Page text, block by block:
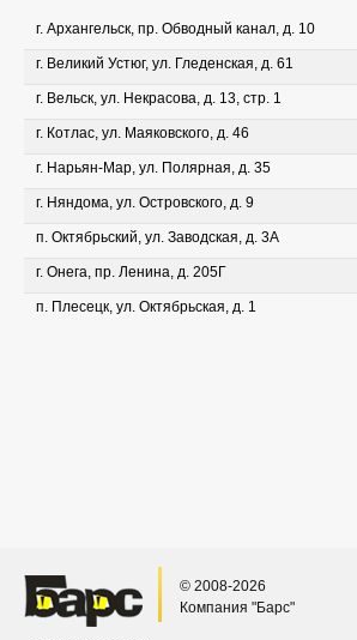
г. Архангельск, пр. Обводный канал, д. 10
г. Великий Устюг, ул. Гледенская, д. 61
г. Вельск, ул. Некрасова, д. 13, стр. 1
г. Котлас, ул. Маяковского, д. 46
г. Нарьян-Мар, ул. Полярная, д. 35
г. Няндома, ул. Островского, д. 9
п. Октябрьский, ул. Заводская, д. 3А
г. Онега, пр. Ленина, д. 205Г
п. Плесецк, ул. Октябрьская, д. 1
© 2008-2026
Компания "Барс"